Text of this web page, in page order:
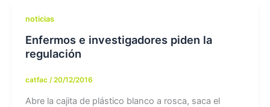
noticias
Enfermos e investigadores piden la
regulación
catfac /20/12/2016
Abre la cajita de plástico blanco a rosca, saca el